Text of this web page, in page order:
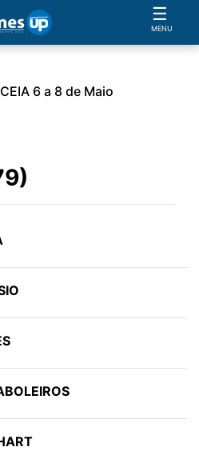
☰
MENU
6 a 8 de Maio